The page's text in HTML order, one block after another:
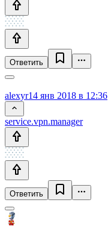
Ответить
alexyr14 янв 2018 в 12:36
service.vpn.manager
Ответить